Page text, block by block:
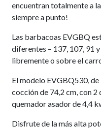
encuentran totalmente a
siempre a punto!
Las barbacoas EVGBQ
diferentes – 137, 107, 91
libremente o sobre el
El modelo EVGBQ530,
cocción de 74,2 cm, con
quemador asador de 4,4
Disfrute de la más alta